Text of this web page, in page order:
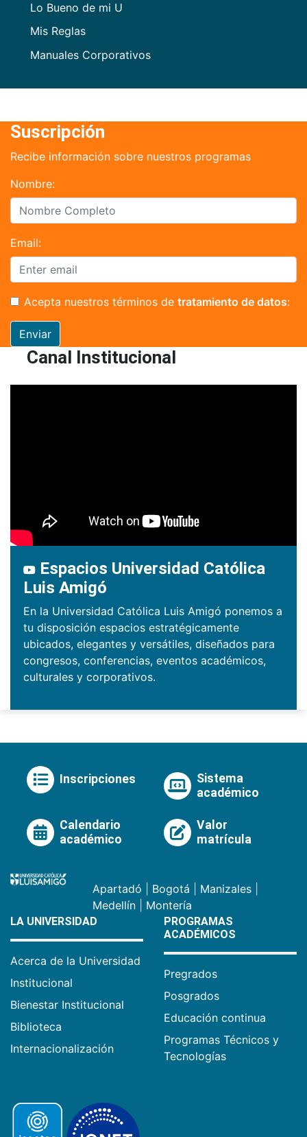
Lo Bueno de mi U
Mis Reglas
Manuales Corporativos
Suscripción
Recibe información sobre nuestros programas
Nombre:
Email:
Acepta nuestros términos de tratamiento de datos:
Enviar
Canal Institucional
Espacios Universidad Católica
Luis Amigó
En la Universidad Católica Luis Amigó ponemos a
tu disposición espacios estratégicamente
ubicados, elegantes y versátiles, diseñados para
congresos, conferencias, eventos académicos,
culturales y corporativos.
Inscripciones
Sistema
académico
Calendario
académico
Valor
matrícula
Apartadó Bogotá Manizales
Medellín
Montería
LA UNIVERSIDAD
Acerca de la Universidad
Institucional
Bienestar Institucional
Biblioteca
Internacionalización
PROGRAMAS
ACADÉMICOS
Pregrados
Posgrados
Educación continua
Programas Técnicos y
Tecnologías